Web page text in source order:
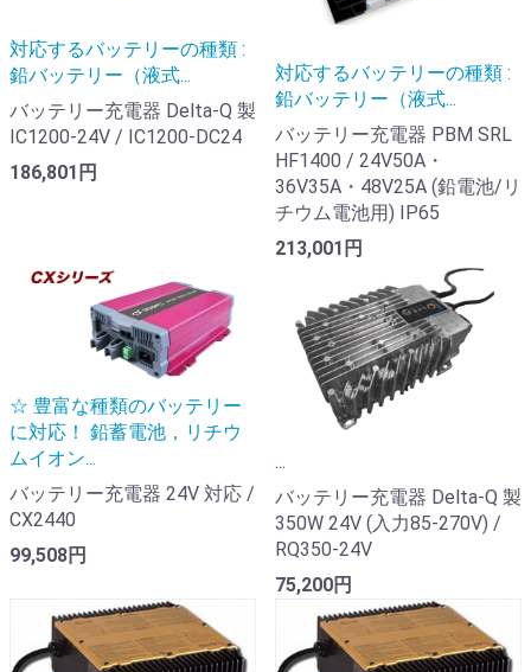
対応するバッテリーの種類 :
鉛バッテリー（液式...
バッテリー充電器 Delta-Q 製
IC1200-24V / IC1200-DC24
186,801円
対応するバッテリーの種類 :
鉛バッテリー（液式...
バッテリー充電器 PBM SRL
HF1400 / 24V50A・
36V35A・48V25A (鉛電池/リ
チウム電池用) IP65
213,001円
☆ 豊富な種類のバッテリー
に対応！ 鉛蓄電池，リチウ
ムイオン...
バッテリー充電器 24V 対応 /
CX2440
99,508円
...
バッテリー充電器 Delta-Q 製
350W 24V (入力85-270V) /
RQ350-24V
75,200円